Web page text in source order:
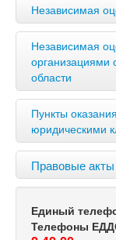
Независимая
Независимая
организациями
области
Пункты
юридическими
Правовые акты
Единый
Телефоны